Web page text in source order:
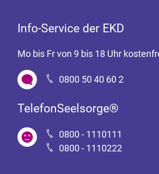
Info-Service der EKD
Mo bis Fr von 9 bis 18 Uhr
0800 50 40 60 2
TelefonSeelsorge®
0800 - 1110111
0800 - 1110222